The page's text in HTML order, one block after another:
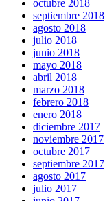
octubre 2018
septiembre 2018
agosto 2018
julio 2018
junio 2018
mayo 2018
abril 2018
marzo 2018
febrero 2018
enero 2018
diciembre 2017
noviembre 2017
octubre 2017
septiembre 2017
agosto 2017
julio 2017